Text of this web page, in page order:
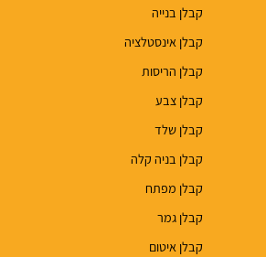
קבלן בנייה
קבלן אינסטלציה
קבלן הריסות
קבלן צבע
קבלן שלד
קבלן בניה קלה
קבלן מפתח
קבלן גמר
קבלן איטום